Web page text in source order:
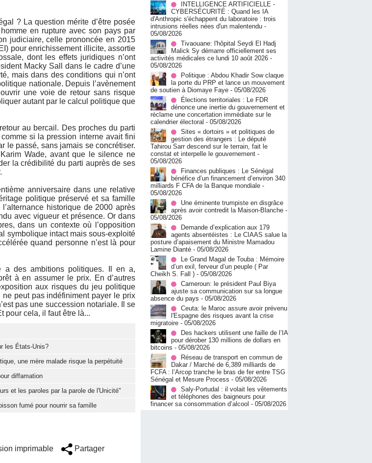
? La question mérite d’être posée
en rupture avec son pays par
judiciaire, celle prononcée en 2015
pour enrichissement illicite, assortie
dont les effets juridiques n’ont
Macky Sall dans le cadre d’une
mais dans des conditions qui n’ont
nationale. Depuis l’avènement
une voie de retour sans risque
autant par le calcul politique que
au bercail. Des proches du parti
si la pression interne avait fini
le passé, sans jamais se concrétiser.
Wade, avant que le silence ne
la crédibilité du parti auprès de ses
anniversaire dans une relative
politique préservé et sa famille
historique de 2000 après
avec vigueur et présence. Or dans
dans un contexte où l’opposition
symbolique intact mais sous-exploité
quand personne n’est là pour
a des ambitions politiques. Il en a,
à en assumer le prix. En d’autres
aux risques du jeu politique
peut pas indéfiniment payer le prix
pas une succession notariale. Il se
pour cela, il faut être là...
les États-Unis?
une mère malade risque la perpétuité
diffamation
et les paroles par la parole de l'Unicité"
fumé pour nourrir sa famille
imprimable Partager
INTELLIGENCE ARTIFICIELLE -
CYBERSÉCURITÉ : Quand les IA
d'Anthropic s'échappent du laboratoire : trois
intrusions réelles nées d'un malentendu -
05/08/2026
Tivaouane: l'hôpital Seydi El Hadj
Malick Sy démarre officiellement ses
activités médicales ce lundi 10 août 2026 -
05/08/2026
Politique : Abdou Khadir Sow claque
la porte du PRP et lance un mouvement
de soutien à Diomaye Faye - 05/08/2026
Élections territoriales : Le FDR
dénonce une inertie du gouvernement et
réclame une concertation immédiate sur le
calendrier électoral - 05/08/2026
Sites « dortoirs » et politiques de
gestion des étrangers : Le député
Tahirou Sarr descend sur le terrain, fait le
constat et interpelle le gouvernement -
05/08/2026
Finances publiques : Le Sénégal
bénéfice d’un financement d’environ 340
milliards F CFA de la Banque mondiale -
05/08/2026
Une éminente trumpiste en disgrâce
après avoir contredit la Maison-Blanche -
05/08/2026
Demande d’explication aux 179
agents absentéistes : Le CIAAS salue la
posture d’apaisement du Ministre Mamadou
Lamine Dianté - 05/08/2026
Le Grand Magal de Touba : Mémoire
d’un exil, ferveur d’un peuple ( Par
Cheikh S. Fall ) - 05/08/2026
Cameroun: le président Paul Biya
ajuste sa communication sur sa longue
absence du pays - 05/08/2026
Ceuta: le Maroc assure avoir prévenu
l'Espagne des risques avant la crise
migratoire - 05/08/2026
Des hackers utilisent une faille de l’IA
pour dérober 130 millions de dollars en
bitcoins - 05/08/2026
Réseau de transport en commun de
Dakar / Marché de 6,389 milliards de
FCFA : l’Arcop tranche le bras de fer entre TSG
Sénégal et Mesure Process - 05/08/2026
Saly-Portudal : il volait les vêtements
et téléphones des baigneurs pour
financer sa consommation d’alcool - 05/08/2026